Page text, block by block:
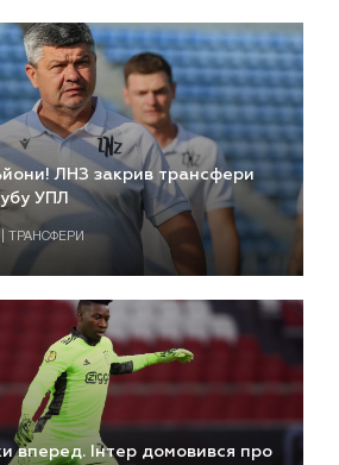
ЛНЗ закрив трансфери
УПЛ
| ТРАНСФЕРИ
вперед. Інтер домовився про